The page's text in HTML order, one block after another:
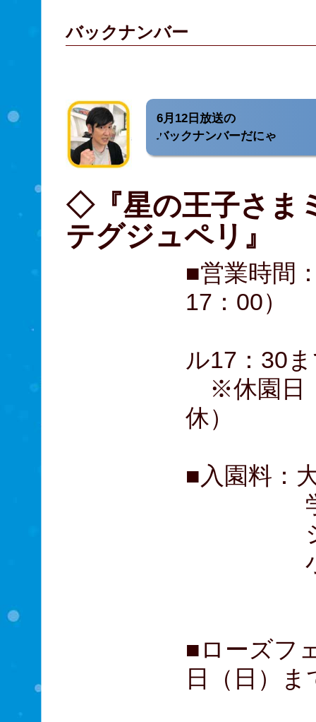
バックナンバー
6月12日放送の
バックナンバーだにゃ
◇『星の王子さま
テグジュペリ』
■営業時間
17：00）
ル17：30
※休園日
休）
■入園料
学生
シニ
小中
■ローズフ
日（日）